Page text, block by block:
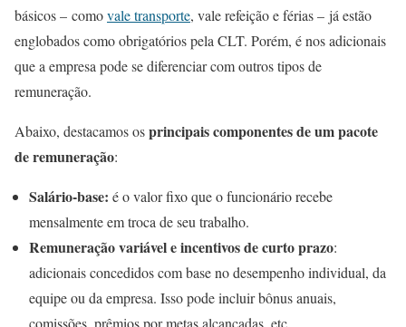
básicos – comovale transporte, vale refeição e férias – já estão
englobados como obrigatórios pela CLT. Porém, é nos adicionais
que a empresa pode se diferenciar com outros tipos de
remuneração.
Abaixo, destacamos osprincipais componentes de um pacote
de remuneração:
Salário-base: é o valor fixo que o funcionário recebe
mensalmente em troca de seu trabalho.
Remuneração variável e incentivos de curto prazo:
adicionais concedidos com base no desempenho individual, da
equipe ou da empresa. Isso pode incluir bônus anuais,
comissões, prêmios por metas alcançadas, etc.